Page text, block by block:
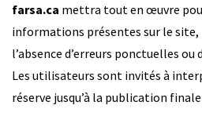
farsa.ca mettra tout en œuvre
informations présentes sur le
l’absence d’erreurs ponctuelles
Les utilisateurs sont invités à
réserve jusqu’à la publication